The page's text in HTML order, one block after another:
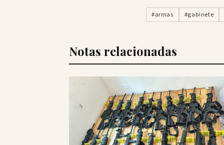
#armas #gabinete
Notas relacionadas